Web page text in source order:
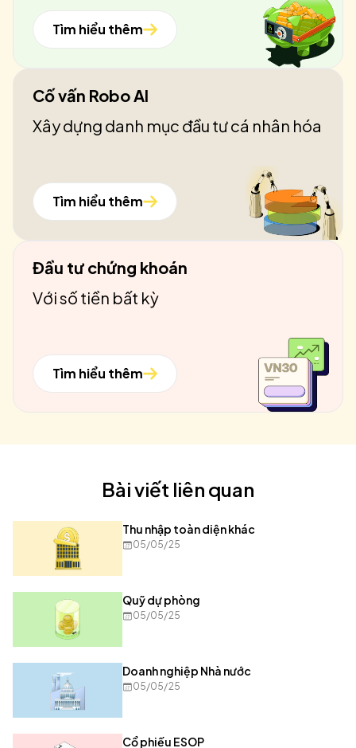
Tìm hiểu thêm
Cố vấn Robo AI
Xây dựng danh mục đầu tư cá nhân hóa
Tìm hiểu thêm
Đầu tư chứng khoán
Với số tiền bất kỳ
Tìm hiểu thêm
Bài viết liên quan
Thu nhập toàn diện khác
05/05/25
Quỹ dự phòng
05/05/25
Doanh nghiệp Nhà nước
05/05/25
Cổ phiếu ESOP